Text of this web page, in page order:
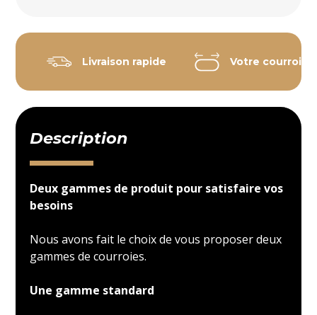
Livraison rapide Votre courroie
Description
Deux gammes de produit pour satisfaire vos
besoins
Nous avons fait le choix de vous proposer deux
gammes de courroies.
Une gamme standard